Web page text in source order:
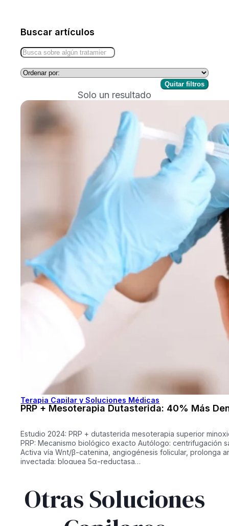
Buscar artículos
Quitar filtros
Solo un resultado
Terapia Capilar y Soluciones Médicas
PRP + Mesoterapia Dutasterida: 40% Más
Estudio 2024: PRP + dutasterida mesoterapia superior
PRP: Mecanismo biológico exacto Autólogo:
Activa vía Wnt/β-catenina, angiogénesis folicular, prolonga
inyectada: bloquea 5α-reductasa…
Otras Soluciones